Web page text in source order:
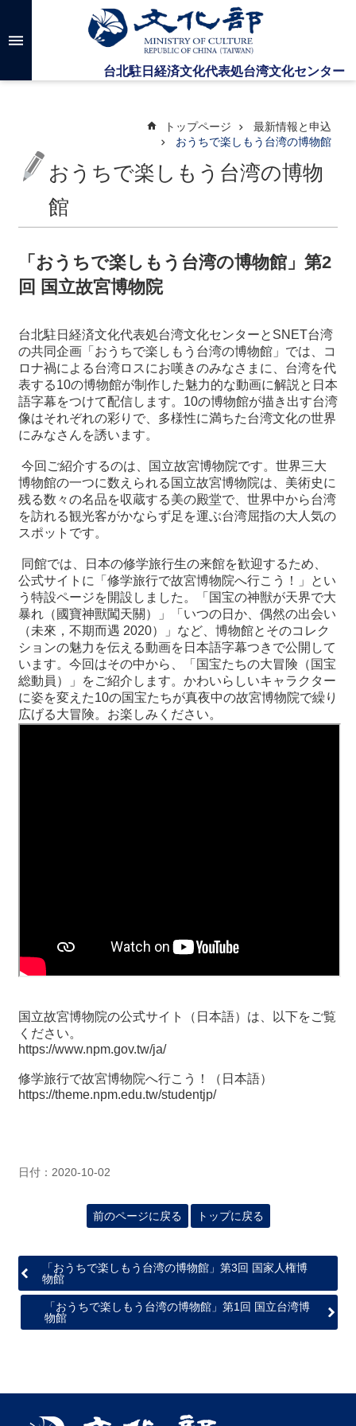
メインのコンテンツブロックにジャンプします
高
検
台
湾
ー
い
て
最
新
情
報
と
申
込
過
行
事
湾
の
本
関
プ
トップページ
最新情報と申込
おうちで楽しもう台湾の博物館
おうちで楽しもう台湾の博物
館
「おうちで楽しもう台湾の博物館」第2
回 国立故宮博物院
台北駐日経済文化代表処台湾文化センターとSNET台湾
の共同企画「おうちで楽しもう台湾の博物館」では、コ
ロナ禍による台湾ロスにお嘆きのみなさまに、台湾を代
表する10の博物館が制作した魅力的な動画に解説と日本
語字幕をつけて配信します。10の博物館が描き出す台湾
像はそれぞれの彩りで、多様性に満ちた台湾文化の世界
にみなさんを誘います。
今回ご紹介するのは、国立故宮博物院です。世界三大
博物館の一つに数えられる国立故宮博物院は、美術史に
残る数々の名品を収蔵する美の殿堂で、世界中から台湾
を訪れる観光客がかならず足を運ぶ台湾屈指の大人気の
スポットです。
同館では、日本の修学旅行生の来館を歓迎するため、
公式サイトに「修学旅行で故宮博物院へ行こう！」とい
う特設ページを開設しました。「国宝の神獣が天界で大
暴れ（國寶神獸闖天關）」「いつの日か、偶然の出会い
（未來，不期而遇 2020）」など、博物館とそのコレク
ションの魅力を伝える動画を日本語字幕つきで公開して
います。今回はその中から、「国宝たちの大冒険（国宝
総動員）」をご紹介します。かわいらしいキャラクター
に姿を変えた10の国宝たちが真夜中の故宮博物院で繰り
広げる大冒険。お楽しみください。
国立故宮博物院の公式サイト（日本語）は、以下をご覧
ください。
https://www.npm.gov.tw/ja/
修学旅行で故宮博物院へ行こう！（日本語）
https://theme.npm.edu.tw/studentjp/
日付：2020-10-02
前のページに戻る トップに戻る
「おうちで楽しもう台湾の博物館」第3回 国家人権博
物館
「おうちで楽しもう台湾の博物館」第1回 国立台湾博
物館